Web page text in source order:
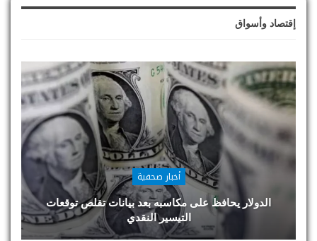
إقتصاد وأسواق
أخبار صحفية
الدولار يحافظ على مكاسبه بعد بيانات تقلص توقعات
التيسير النقدي